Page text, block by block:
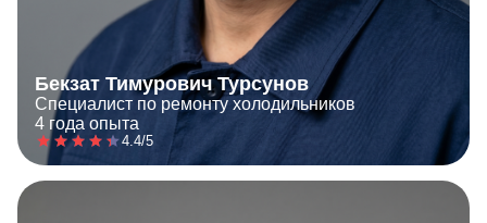
Бекзат Тимурович Турсунов
Специалист по ремонту холодильников
4 года опыта
4.4/5